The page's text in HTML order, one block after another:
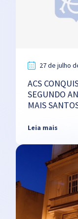
27 de julho
ACS
SEGUNDO
MAIS
Leia mais